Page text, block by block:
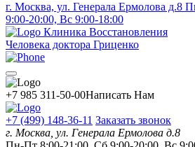
г. Москва, ул. Генерала Ермолова д.8
9:00-20:00, Вс 9:00-18:00
Клиника Восстановления
Человека доктора Гриценко
+7 985 311-50-00Написать Нам
+7 (499) 148-36-11 Заказать звонок
г. Москва, ул. Генерала Ермолова д.8